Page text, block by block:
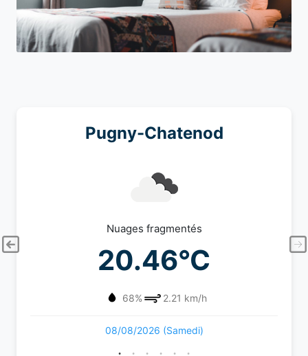
Pugny-Chatenod
Nuages fragmentés
20.46°C
68% 2.21 km/h
08/08/2026 (Samedi)